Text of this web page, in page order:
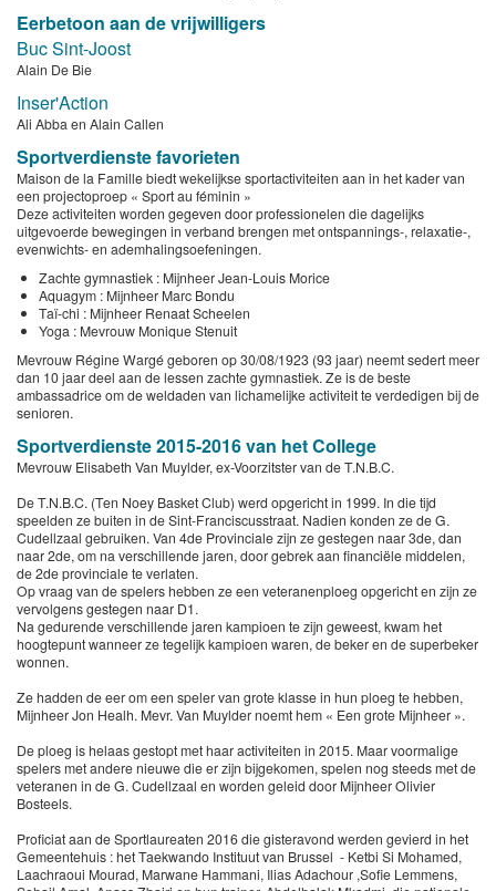
Eerbetoon aan de vrijwilligers
Buc Sint-Joost
Alain De Bie
Inser'Action
Ali Abba en Alain Callen
Sportverdienste favorieten
Maison de la Famille biedt wekelijkse sportactiviteiten aan in het kader van
een projectoproep « Sport au féminin »
Deze activiteiten worden gegeven door professionelen die dagelijks
uitgevoerde bewegingen in verband brengen met ontspannings-, relaxatie-,
evenwichts- en ademhalingsoefeningen.
Zachte gymnastiek : Mijnheer Jean-Louis Morice
Aquagym : Mijnheer Marc Bondu
Taï-chi : Mijnheer Renaat Scheelen
Yoga : Mevrouw Monique Stenuit
Mevrouw Régine Wargé geboren op 30/08/1923 (93 jaar) neemt sedert meer
dan 10 jaar deel aan de lessen zachte gymnastiek. Ze is de beste
ambassadrice om de weldaden van lichamelijke activiteit te verdedigen bij de
senioren.
Sportverdienste 2015-2016 van het College
Mevrouw Elisabeth Van Muylder, ex-Voorzitster van de T.N.B.C.
De T.N.B.C. (Ten Noey Basket Club) werd opgericht in 1999. In die tijd
speelden ze buiten in de Sint-Franciscusstraat. Nadien konden ze de G.
Cudellzaal gebruiken. Van 4de Provinciale zijn ze gestegen naar 3de, dan
naar 2de, om na verschillende jaren, door gebrek aan financiële middelen,
de 2de provinciale te verlaten.
Op vraag van de spelers hebben ze een veteranenploeg opgericht en zijn ze
vervolgens gestegen naar D1.
Na gedurende verschillende jaren kampioen te zijn geweest, kwam het
hoogtepunt wanneer ze tegelijk kampioen waren, de beker en de superbeker
wonnen.
Ze hadden de eer om een speler van grote klasse in hun ploeg te hebben,
Mijnheer Jon Healh. Mevr. Van Muylder noemt hem « Een grote Mijnheer ».
De ploeg is helaas gestopt met haar activiteiten in 2015. Maar voormalige
spelers met andere nieuwe die er zijn bijgekomen, spelen nog steeds met de
veteranen in de G. Cudellzaal en worden geleid door Mijnheer Olivier
Bosteels.
Proficiat aan de Sportlaureaten 2016 die gisteravond werden gevierd in het
Gemeentehuis : het Taekwando Instituut van Brussel - Ketbi Si Mohamed,
Laachraoui Mourad, Marwane Hammani, Ilias Adachour ,Sofie Lemmens,